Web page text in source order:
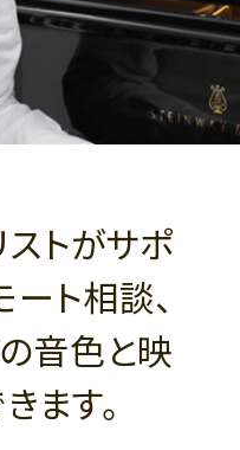
トがサポ
ート相談、
音色と映
ます。